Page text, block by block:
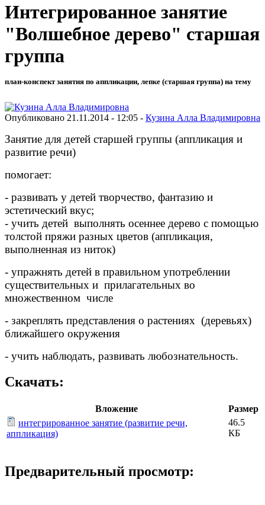
Интегрированное занятие
"Волшебное дерево" старшая
группа
план-конспект занятия по аппликации, лепке (старшая группа) на тему
Опубликовано 21.11.2014 - 12:05 - Кузина Алла Владимировна
Занятие для детей старшей группы (аппликация и
развитие речи)
помогает:
- развивать у детей творчество, фантазию и
эстетический вкус;
- учить детей выполнять осеннее дерево с помощью
толстой пряжи разных цветов (аппликация,
выполненная из ниток)
- упражнять детей в правильном употреблении
существительных и прилагательных во
множественном числе
- закреплять представления о растениях (деревьях)
ближайшего окружения
- учить наблюдать, развивать любознательность.
Скачать:
Вложение
Размер
интегрированное занятие (развитие речи,
аппликация)
46.5
КБ
Предварительный просмотр: